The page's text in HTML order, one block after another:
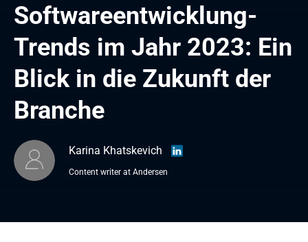
Softwareentwicklung-
Trends im Jahr 2023: Ein
Blick in die Zukunft der
Branche
Karina Khatskevich
Content writer at Andersen